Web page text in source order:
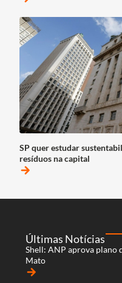
SP quer estudar
resíduos na capital
arrow_forward
Últimas Notícias
Shell: ANP aprova plano
Mato
arrow_forward